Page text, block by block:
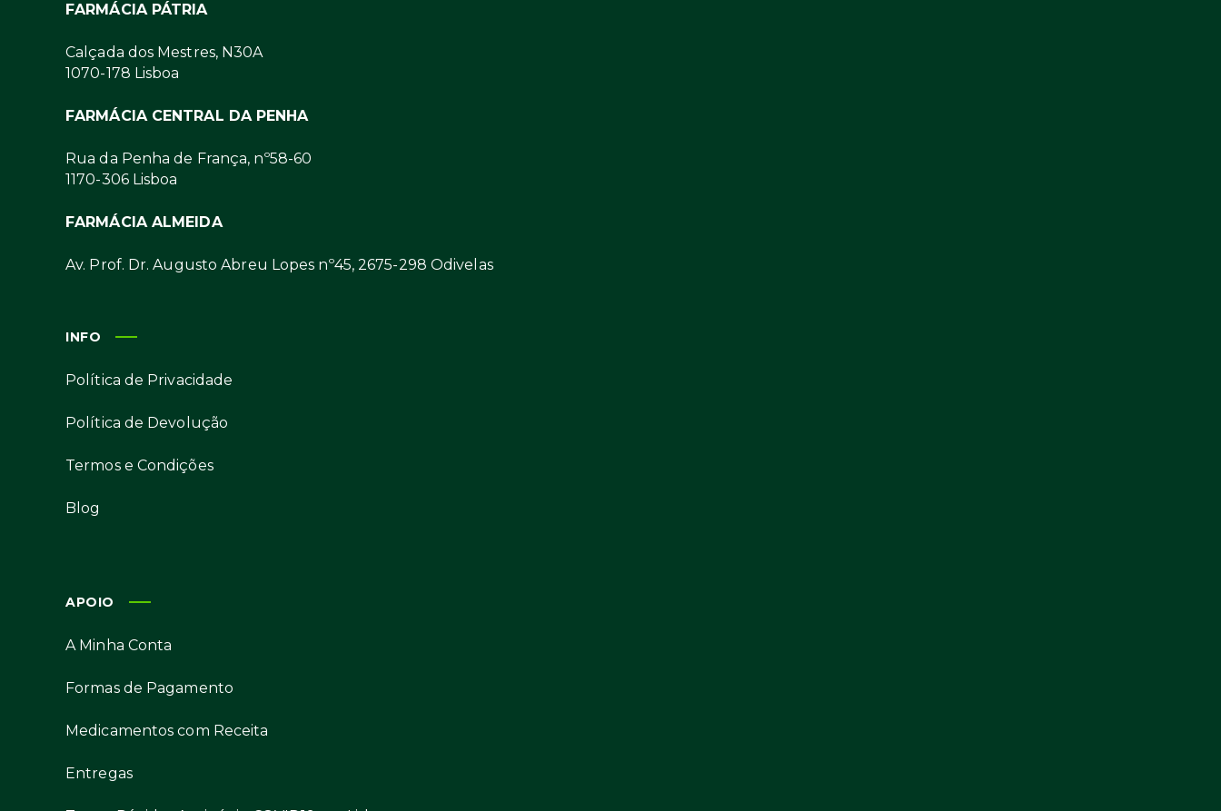
FARMÁCIA PÁTRIA
Calçada dos Mestres, N30A
1070-178 Lisboa
FARMÁCIA CENTRAL DA PENHA
Rua da Penha de França, nº58-60
1170-306 Lisboa
FARMÁCIA ALMEIDA
Av. Prof. Dr. Augusto Abreu Lopes nº45, 2675-298 Odivelas
INFO
Política de Privacidade
Política de Devolução
Termos e Condições
Blog
APOIO
A Minha Conta
Formas de Pagamento
Medicamentos com Receita
Entregas